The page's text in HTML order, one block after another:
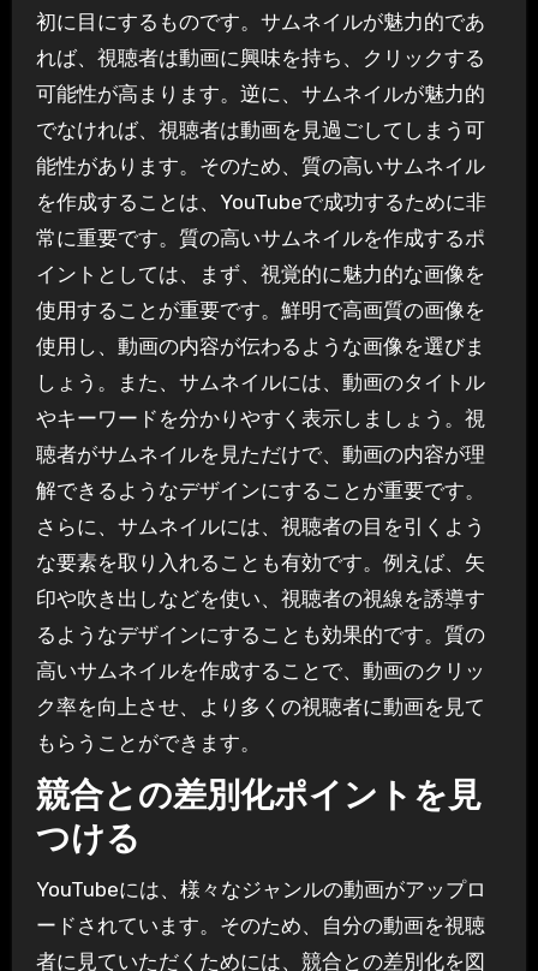
初に目にするものです。サムネイルが魅力的であ
れば、視聴者は動画に興味を持ち、クリックする
可能性が高まります。逆に、サムネイルが魅力的
でなければ、視聴者は動画を見過ごしてしまう可
能性があります。そのため、質の高いサムネイル
を作成することは、YouTubeで成功するために非
常に重要です。質の高いサムネイルを作成するポ
イントとしては、まず、視覚的に魅力的な画像を
使用することが重要です。鮮明で高画質の画像を
使用し、動画の内容が伝わるような画像を選びま
しょう。また、サムネイルには、動画のタイトル
やキーワードを分かりやすく表示しましょう。視
聴者がサムネイルを見ただけで、動画の内容が理
解できるようなデザインにすることが重要です。
さらに、サムネイルには、視聴者の目を引くよう
な要素を取り入れることも有効です。例えば、矢
印や吹き出しなどを使い、視聴者の視線を誘導す
るようなデザインにすることも効果的です。質の
高いサムネイルを作成することで、動画のクリッ
ク率を向上させ、より多くの視聴者に動画を見て
もらうことができます。
競合との差別化ポイントを見
つける
YouTubeには、様々なジャンルの動画がアップロ
ードされています。そのため、自分の動画を視聴
者に見ていただくためには、競合との差別化を図